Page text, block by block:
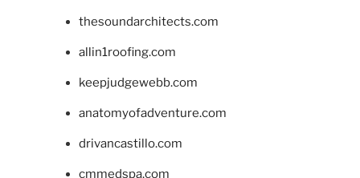
thesoundarchitects.com
allin1roofing.com
keepjudgewebb.com
anatomyofadventure.com
drivancastillo.com
cmmedspa.com